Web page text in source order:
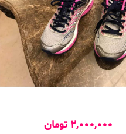
2,000,000 تومان